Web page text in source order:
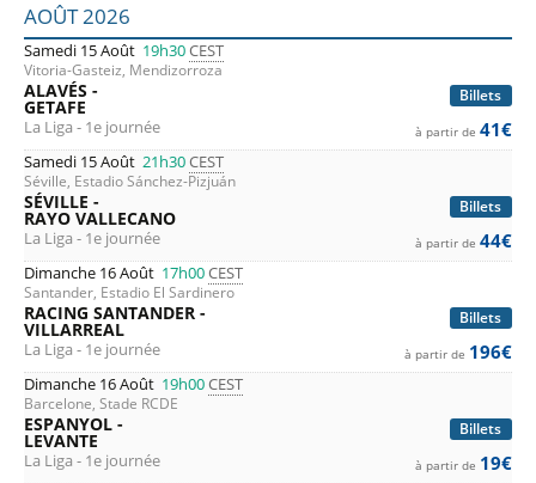
Liste des prochains matchs : La Liga. Colonne 1 : date,
AOÛT 2026
Samedi 15 Août 19h30CEST
Vitoria-Gasteiz, Mendizorroza
Billets
ALAVÉS -
GETAFE
La Liga - 1e journée à partir de 41€
Samedi 15 Août 21h30CEST
Séville, Estadio Sánchez-Pizjuán
Billets
SÉVILLE -
RAYO VALLECANO
La Liga - 1e journée à partir de 44€
Dimanche 16 Août 17h00CEST
Santander, Estadio El Sardinero
Billets
RACING SANTANDER -
VILLARREAL
La Liga - 1e journée à partir de 196€
Dimanche 16 Août 19h00CEST
Barcelone, Stade RCDE
Billets
ESPANYOL -
LEVANTE
La Liga - 1e journée à partir de 19€